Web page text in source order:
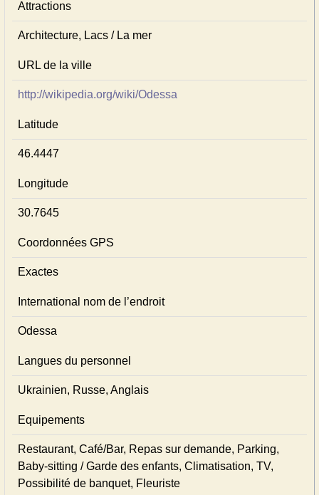
Attractions
Architecture, Lacs / La mer
URL de la ville
http://wikipedia.org/wiki/Odessa
Latitude
46.4447
Longitude
30.7645
Coordonnées GPS
Exactes
International nom de l’endroit
Odessa
Langues du personnel
Ukrainien, Russe, Anglais
Equipements
Restaurant, Café/Bar, Repas sur demande, Parking,
Baby-sitting / Garde des enfants, Climatisation, TV,
Possibilité de banquet, Fleuriste